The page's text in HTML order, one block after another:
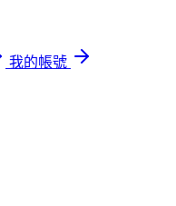
我的帳號